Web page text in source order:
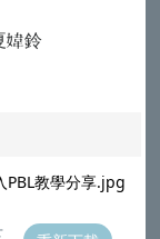
鈴
PBL教學分享.jpg